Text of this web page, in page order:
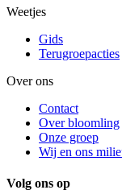
Weetjes
Gids
Terugroepacties
Over ons
Contact
Over bloomling
Onze groep
Wij en ons
Volg ons op